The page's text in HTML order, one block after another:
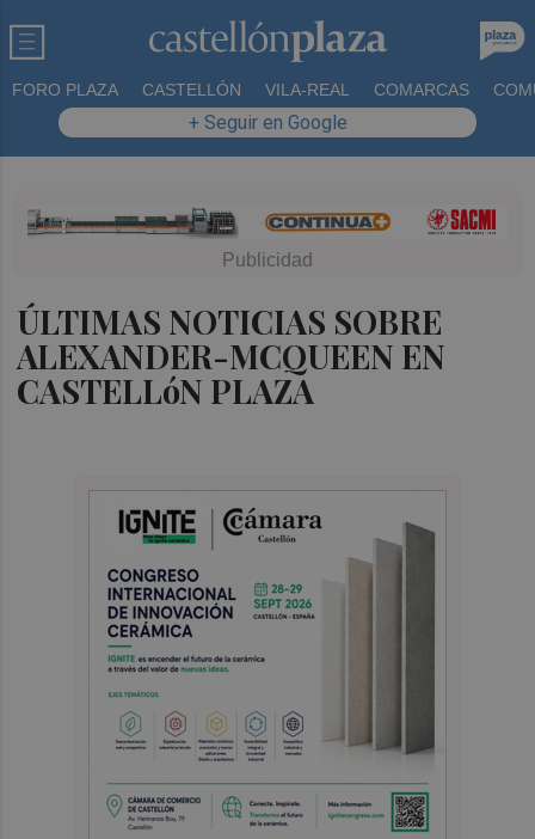
FORO PLAZA CASTELLÓN VILA-REAL COMARCAS
+ Seguir en Google
ÚLTIMAS NOTICIAS SOBRE
ALEXANDER-MCQUEEN EN
CASTELLóN PLAZA